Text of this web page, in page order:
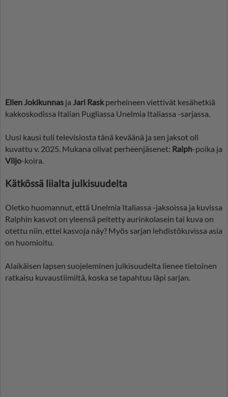
Ellen Jokikunnas ja Jari Raskperheineen viettivät kesähetkiä
kakkoskodissa Italian Pugliassa Unelmia Italiassa -sarjassa.
Uusi kausi tuli televisiosta tänä keväänä ja sen jaksot oli
kuvattu v. 2025. Mukana olivat perheenjäsenet: Ralph-poika ja
Viljo-koira.
Kätkössä liialta julkisuudelta
Oletko huomannut, että Unelmia Italiassa -jaksoissa ja kuvissa
Ralphin kasvot on yleensä peitetty aurinkolasein tai kuva on
otettu niin, ettei kasvoja näy? Myös sarjan lehdistökuvissa asia
on huomioitu.
Alaikäisen lapsen suojeleminen julkisuudelta lienee tietoinen
ratkaisu kuvaustiimiltä, koska se tapahtuu läpi sarjan.